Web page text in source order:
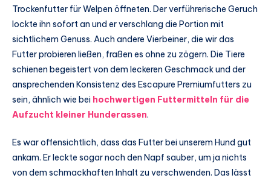
Trockenfutter für Welpen öffneten. Der verführerische Geruch
lockte ihn sofort an und er verschlang die Portion mit
sichtlichem Genuss. Auch andere Vierbeiner, die wir das
Futter probieren ließen, fraßen es ohne zu zögern. Die Tiere
schienen begeistert von dem leckeren Geschmack und der
ansprechenden Konsistenz des Escapure Premiumfutters zu
sein, ähnlich wie bei hochwertigen Futtermitteln für die
Aufzucht kleiner Hunderassen.
Es war offensichtlich, dass das Futter bei unserem Hund gut
ankam. Er leckte sogar noch den Napf sauber, um ja nichts
von dem schmackhaften Inhalt zu verschwenden. Das lässt